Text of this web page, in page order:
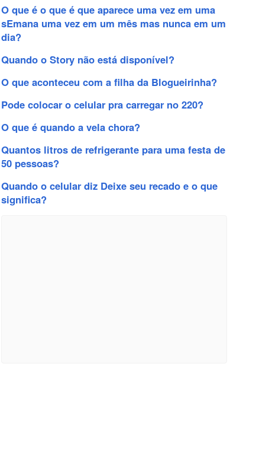
O que é o que é que aparece uma vez em uma
sEmana uma vez em um mês mas nunca em um
dia?
Quando o Story não está disponível?
O que aconteceu com a filha da Blogueirinha?
Pode colocar o celular pra carregar no 220?
O que é quando a vela chora?
Quantos litros de refrigerante para uma festa de
50 pessoas?
Quando o celular diz Deixe seu recado e o que
significa?